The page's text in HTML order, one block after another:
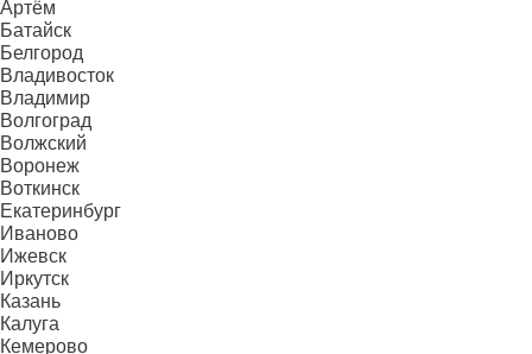
Артём
Батайск
Белгород
Владивосток
Владимир
Волгоград
Волжский
Воронеж
Воткинск
Екатеринбург
Иваново
Ижевск
Иркутск
Казань
Калуга
Кемерово